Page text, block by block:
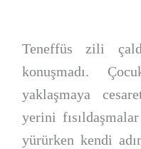
Teneffüs zili
konuşmadı.
yaklaşmaya
yerini
yürürken kendi